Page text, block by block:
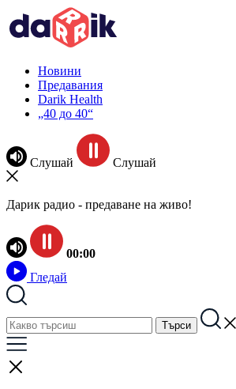
Новини
Предавания
Darik Health
„40 до 40“
Слушай Слушай
Дарик радио - предаване на живо!
00:00
Гледай